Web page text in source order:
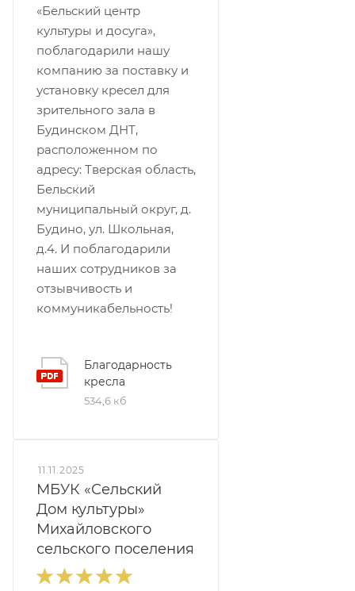
«Бельский центр
культуры и досуга»,
поблагодарили нашу
компанию за поставку и
установку кресел для
зрительного зала в
Будинском ДНТ,
расположенном по
адресу: Тверская область,
Бельский
муниципальный округ, д.
Будино, ул. Школьная,
д.4. И поблагодарили
наших сотрудников за
отзывчивость и
коммуникабельность!
Благодарность
кресла
534,6 кб
11.11.2025
МБУК «Сельский
Дом культуры»
Михайловского
сельского поселения